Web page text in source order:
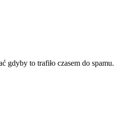
gdyby to trafiło czasem do spamu.